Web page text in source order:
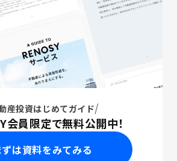
産投資はじめてガイド
会員限定で無料公開中！
ずは資料をみてみる